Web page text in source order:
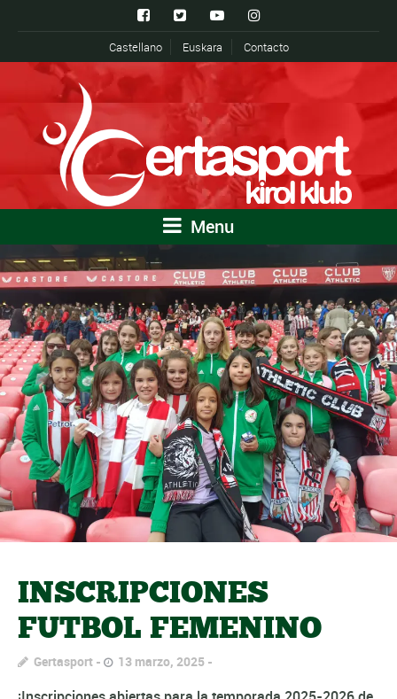
Castellano Euskara Contacto
Menu
INSCRIPCIONES
FUTBOL FEMENINO
Gertasport 13 marzo, 2025